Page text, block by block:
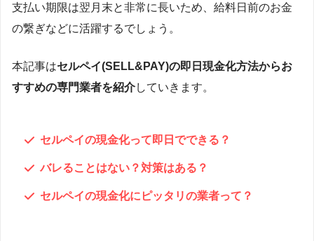
支払い期限は翌月末と非常に長いため、給料日前のお金
の繋ぎなどに活躍するでしょう。
本記事はセルペイ(SELL&PAY)の即日現金化方法からお
すすめの専門業者を紹介していきます。
セルペイの現金化って即日でできる？
バレることはない？対策はある？
セルペイの現金化にピッタリの業者って？